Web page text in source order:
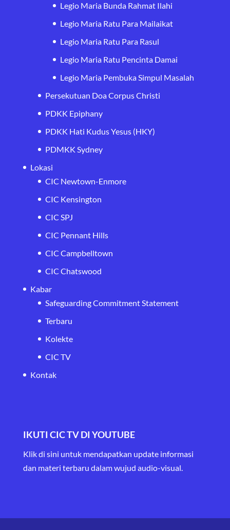
Legio Maria Bunda Rahmat Ilahi
Legio Maria Ratu Para Mailaikat
Legio Maria Ratu Para Rasul
Legio Maria Ratu Pencinta Damai
Legio Maria Pembuka Simpul Masalah
Persekutuan Doa Corpus Christi
PDKK Epiphany
PDKK Hati Kudus Yesus (HKY)
PDMKK Sydney
Lokasi
CIC Newtown-Enmore
CIC Kensington
CIC SPJ
CIC Pennant Hills
CIC Campbelltown
CIC Chatswood
Kabar
Safeguarding Commitment Statement
Terbaru
Kolekte
CIC TV
Kontak
IKUTI CIC TV DI YOUTUBE
Klik di sini untuk mendapatkan update informasi
dan materi terbaru dalam wujud audio-visual.